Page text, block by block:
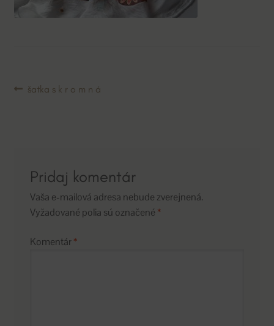
Navigácia
Predchádzajúci
šatka s k r o m n á
Pridaj komentár
Vaša e-mailová adresa nebude zverejnená.
Vyžadované polia sú označené *
Komentár*